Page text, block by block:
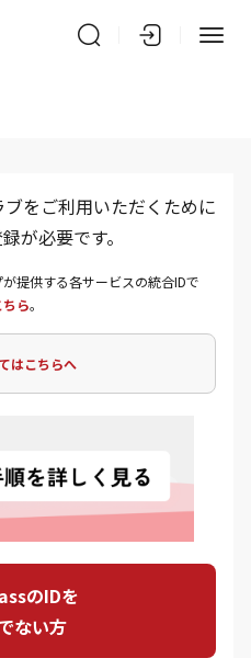
をご利用いただくために
が必要です。
提供する各サービスの統合IDで
ちら。
はこちらへ
のIDを
ない方